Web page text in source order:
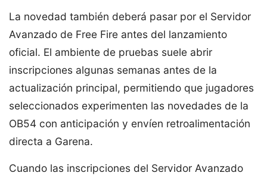
La novedad también deberá pasar por el Servidor
Avanzado de Free Fire antes del lanzamiento
oficial. El ambiente de pruebas suele abrir
inscripciones algunas semanas antes de la
actualización principal, permitiendo que jugadores
seleccionados experimenten las novedades de la
OB54 con anticipación y envíen retroalimentación
directa a Garena.
Cuando las inscripciones del Servidor Avanzado